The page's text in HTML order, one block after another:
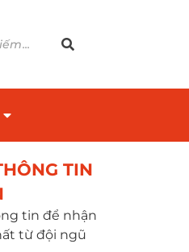
TIN
tin để nhận
từ đội ngũ